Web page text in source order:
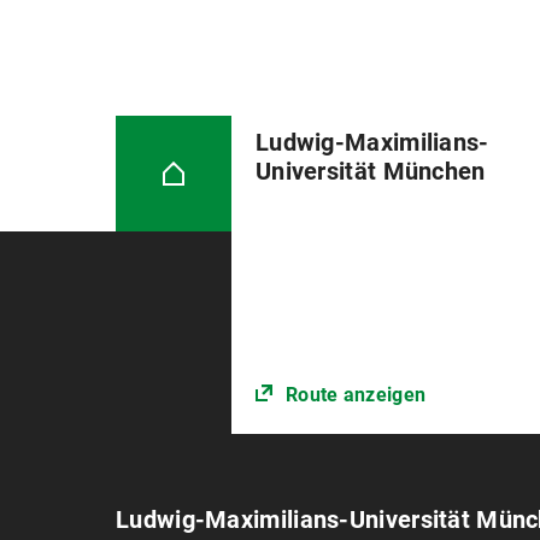
Ludwig-Maximilians-
Universität München
Route anzeigen
Ludwig-Maximilians-Universität